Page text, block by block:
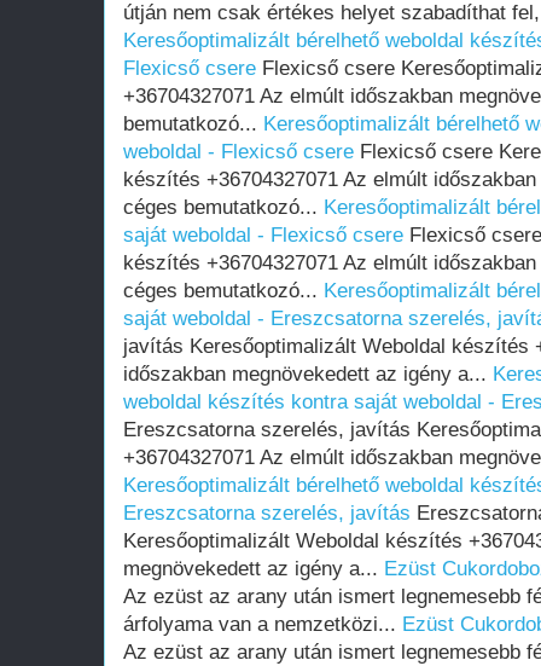
útján nem csak értékes helyet szabadíthat
Keresőoptimalizált bérelhető weboldal
Flexicső csere Flexicső csere
+36704327071 Az elmúlt időszakban
bemutatkozó... Keresőoptimalizált bérelhető
weboldal - Flexicső csere Flexicső csere
készítés +36704327071 Az elmúlt
céges bemutatkozó... Keresőoptimalizált
saját weboldal - Flexicső csere Flexicső
készítés +36704327071 Az elmúlt
céges bemutatkozó... Keresőoptimalizált
saját weboldal - Ereszcsatorna szerelés,
javítás Keresőoptimalizált Weboldal készítés
időszakban megnövekedett az igény a...
weboldal készítés kontra saját weboldal -
Ereszcsatorna szerelés, javítás
+36704327071 Az elmúlt időszakban
Keresőoptimalizált bérelhető weboldal
Ereszcsatorna szerelés, javítás
Keresőoptimalizált Weboldal készítés
megnövekedett az igény a... Ezüst
Az ezüst az arany után ismert legnemesebb
árfolyama van a nemzetközi... Ezüst
Az ezüst az arany után ismert legnemesebb